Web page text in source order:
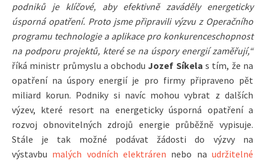
podniků je klíčové, aby efektivně zaváděly energeticky
úsporná opatření. Proto jsme připravili výzvu z Operačního
programu technologie a aplikace pro konkurenceschopnost
na podporu projektů, které se na úspory energií zaměřují,“
říká ministr průmyslu a obchodu Jozef Síkelas tím, že na
opatření na úspory energií je pro firmy připraveno pět
miliard korun. Podniky si navíc mohou vybrat z dalších
výzev, které resort na energeticky úsporná opatření a
rozvoj obnovitelných zdrojů energie průběžně vypisuje.
Stále je tak možné podávat žádosti do výzvy na
výstavbu malých vodních elektráren nebo na udržitelné